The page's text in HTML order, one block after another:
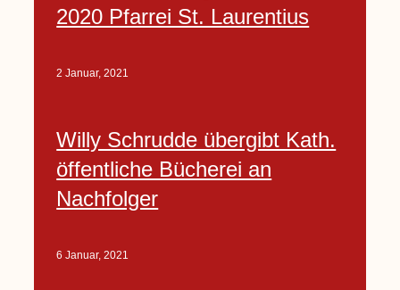
2020 Pfarrei St. Laurentius
2 Januar, 2021
Willy Schrudde übergibt Kath.
öffentliche Bücherei an
Nachfolger
6 Januar, 2021